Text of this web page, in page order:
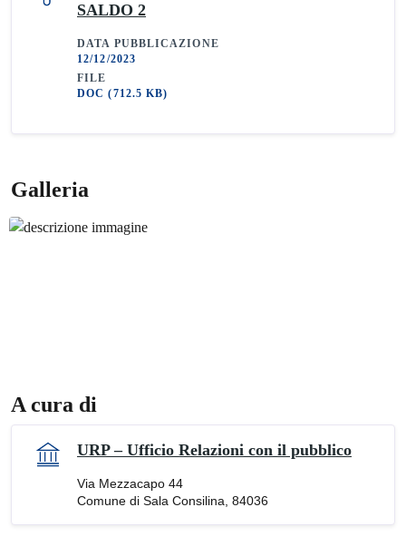
SALDO 2
DATA PUBBLICAZIONE
12/12/2023
FILE
DOC(712.5 KB)
Galleria
A cura di
URP – Ufficio Relazioni con il pubblico
Via Mezzacapo 44
Comune di Sala Consilina, 84036